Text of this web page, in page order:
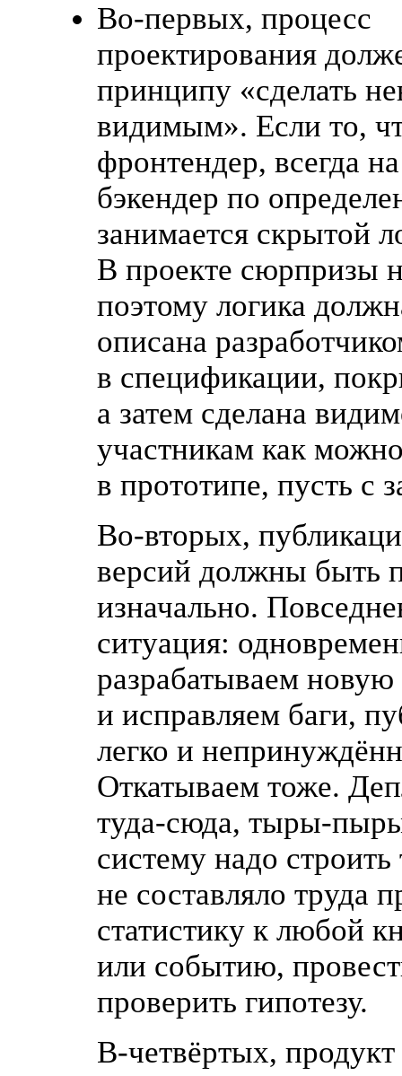
Во-первых, процесс
проектирования
принципу «сделать
видимым». Если то,
фронтендер, всегда
бэкендер по
занимается скрытой
В проекте сюрпризы
поэтому логика
описана
в спецификации,
а затем сделана
участникам как
в прототипе, пусть с
Во-вторых,
версий должны быть
изначально.
ситуация:
разрабатываем
и исправляем баги,
легко и
Откатываем тоже.
туда-сюда, тыры-
систему надо
не составляло труда
статистику к любой
или событию,
проверить гипотезу.
В-четвёртых,